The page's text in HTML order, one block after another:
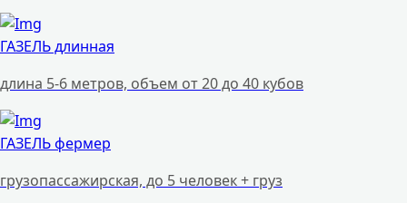
ГАЗЕЛЬ длинная
длина 5-6 метров, объем от 20 до 40 кубов
ГАЗЕЛЬ фермер
грузопассажирская, до 5 человек + груз